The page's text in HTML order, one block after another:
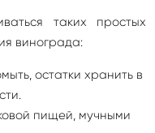
таких простых
винограда:
остатки хранить в
пищей, мучными